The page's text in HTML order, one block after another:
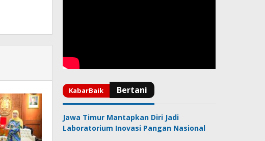
Jawa Timur Mantapkan Diri Jadi
Laboratorium Inovasi Pangan Nasional